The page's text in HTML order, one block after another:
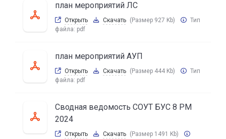
план мероприятий ЛС
Открыть Скачать (Размер 927 Kb)
Тип
файла: pdf
план мероприятий АУП
Открыть Скачать (Размер 444 Kb)
Тип
файла: pdf
Сводная ведомость СОУТ БУС 8 РМ
2024
Открыть Скачать (Размер 1491 Kb)